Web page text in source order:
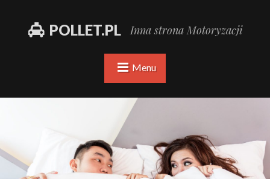
POLLET.PL Inna strona Motoryzacji
Menu